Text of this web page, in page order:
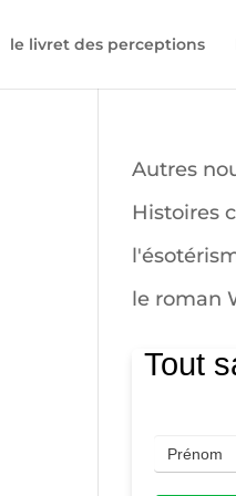
le livret des perceptions
Autres
Histoires
le roman
Tout